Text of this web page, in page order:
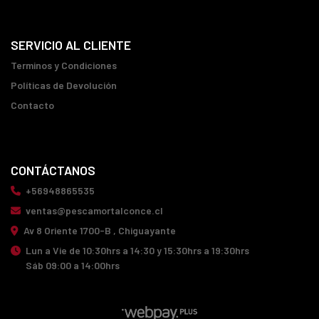
SERVICIO AL CLIENTE
Terminos y Condiciones
Políticas de Devolución
Contacto
CONTÁCTANOS
+56948865535
ventas@pescamortalconce.cl
Av 8 Oriente 1700-B , Chiguayante
Lun a Vie de 10:30hrs a 14:30 y 15:30hrs a 19:30hrs
Sáb 09:00 a 14:00hrs